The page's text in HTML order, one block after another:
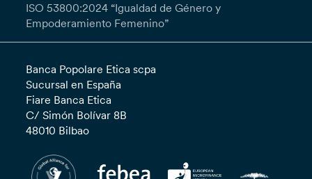
ISO 53800:2024 “Igualdad de Género y
Empoderamiento Femenino”
Banca Popolare Etica scpa
Sucursal en España
Fiare Banca Etica
C/ Simón Bolívar 8B
48010 Bilbao